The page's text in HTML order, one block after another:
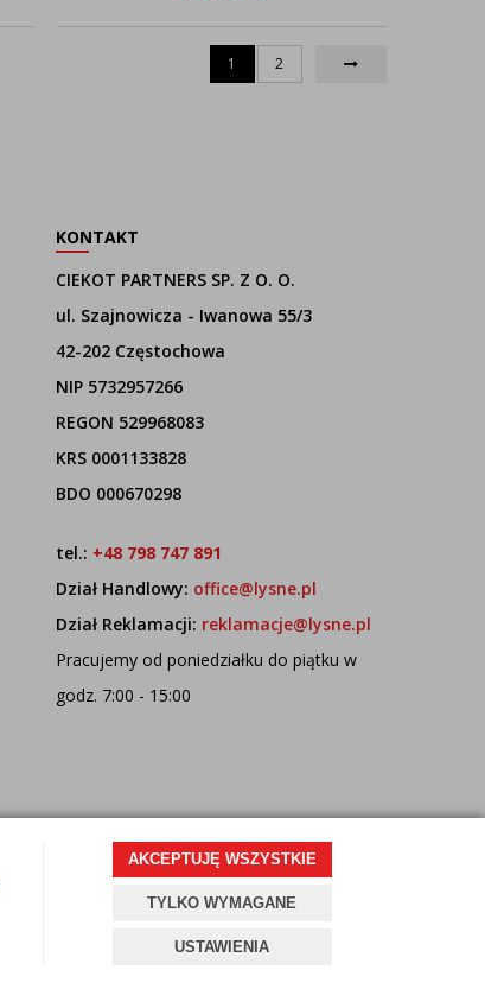
AKCEPTUJĘ WSZYSTKIE
TYLKO WYMAGANE
USTAWIENIA
1 2
KONTAKT
CIEKOT PARTNERS SP. Z O. O.
ul. Szajnowicza - Iwanowa 55/3
42-202 Częstochowa
NIP 5732957266
REGON 529968083
KRS 0001133828
BDO 000670298
tel.: +48 798 747 891
Dział Handlowy: office@lysne.pl
Dział Reklamacji: reklamacje@lysne.pl
Pracujemy od poniedziałku do piątku w
godz. 7:00 - 15:00